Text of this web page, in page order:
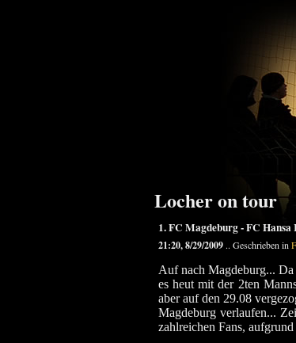
Locher on tour
1. FC Magdeburg - FC
21:20, 8/29/2009.. Geschrieben in
Auf nach Magdeburg... Da
es heut mit der 2ten
aber auf den 29.08
Magdeburg verlaufen...
zahlreichen Fans,